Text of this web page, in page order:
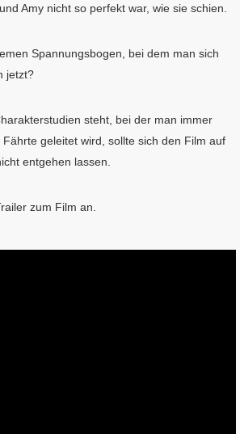
Amy nicht so perfekt war, wie sie schien.
Spannungsbogen, bei dem man sich
jetzt?
steht, bei der man immer
geleitet wird, sollte sich den Film auf
entgehen lassen.
zum Film an.